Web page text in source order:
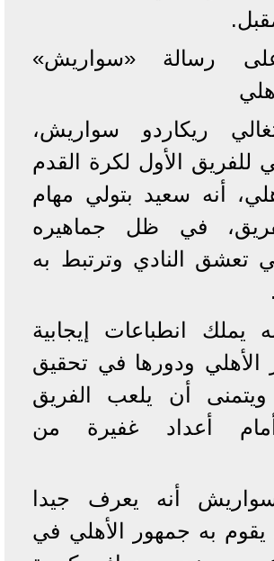
رسالة «سواريش»
ريكاردو سواريش،
للفريق الأول لكرة القدم
أنه سعيد بتولي مهام
في ظل جماهيره
تعشق النادي وترتبط به
يملك انطباعات إيجابية
الأهلي ودورها في تحقيق
ويتمنى أن يلعب الفريق
أمام أعداد غفيرة من
أنه يعرف جيدا
يقوم به جمهور الأهلي في